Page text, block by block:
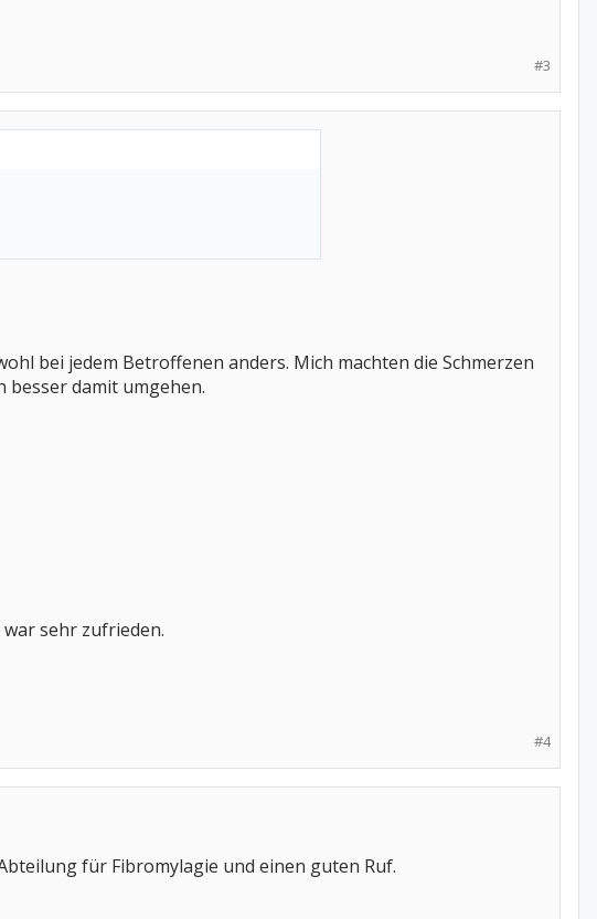
#3
bei jedem Betroffenen anders. Mich machten die Schmerzen
besser damit umgehen.
sehr zufrieden.
#4
für Fibromylagie und einen guten Ruf.